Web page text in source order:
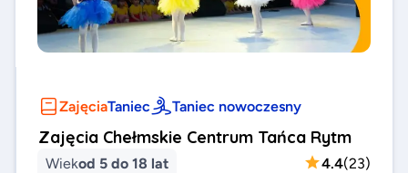
ZajęciaTaniec Taniec nowoczesny
Zajęcia Chełmskie Centrum Tańca Rytm
Wiekod 5 do 18 lat 4.4(23)